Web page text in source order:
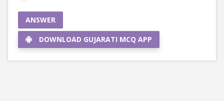
ANSWER
DOWNLOAD GUJARATI MCQ APP